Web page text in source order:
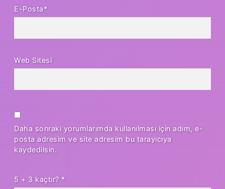
E-Posta*
Web Sitesi
Daha sonraki yorumlarımda kullanılması için adım, e-
posta adresim ve site adresim bu tarayıcıya
kaydedilsin.
5 + 3 kaçtır? *